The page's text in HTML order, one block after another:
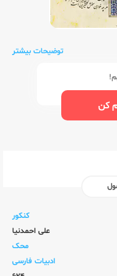
توضیحات بیشتر
کن
کنکور
علی احمدنیا
محک
ادبیات فارسی